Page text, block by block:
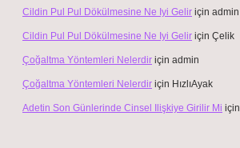
Cildin Pul Pul Dökülmesine Ne Iyi Gelir için admin
Cildin Pul Pul Dökülmesine Ne Iyi Gelir için Çelik
Çoğaltma Yöntemleri Nelerdir için admin
Çoğaltma Yöntemleri Nelerdir için HızlıAyak
Adetin Son Günlerinde Cinsel Ilişkiye Girilir Mi için